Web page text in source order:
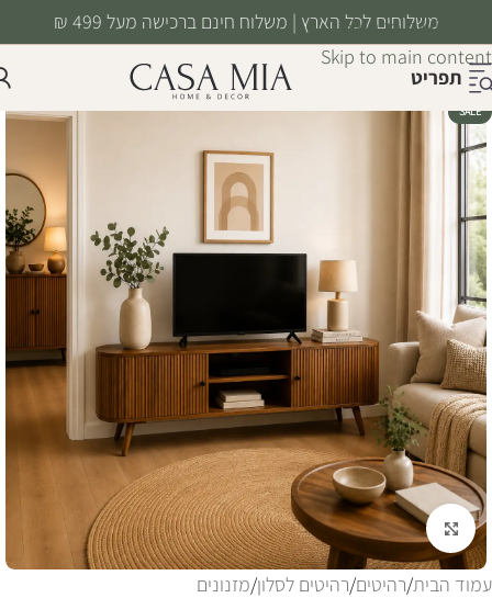
Skip to navigation
Skip to main content
משלוחים לכל הארץ | משלוח חינם ברכישה מעל 499 ₪
תפריט
SALE
לחצו להגדלה
עמוד הבית/רהיטים/רהיטים לסלון/מזנונים